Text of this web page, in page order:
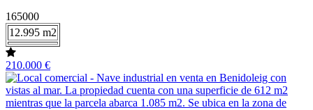
165000
12.995 m2
210.000 €